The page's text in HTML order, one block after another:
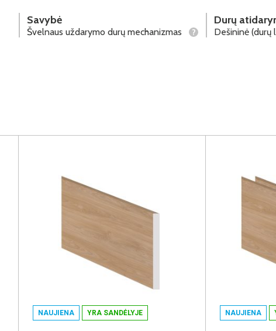
Savybė
Švelnaus uždarymo durų mechanizmas ?
Durų
Dešininė (durų
NAUJIENA YRA SANDĖLYJE NAUJIENA